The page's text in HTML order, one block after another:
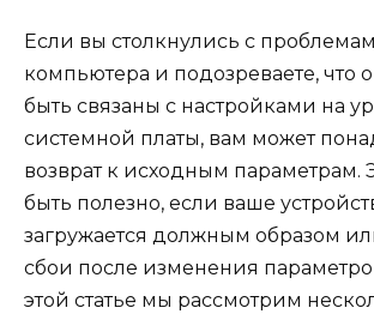
Если вы столкнулись с
компьютера и подозреваете, что
быть связаны с настройками на
системной платы, вам может
возврат к исходным параметрам.
быть полезно, если ваше
загружается должным образом
сбои после изменения
этой статье мы рассмотрим